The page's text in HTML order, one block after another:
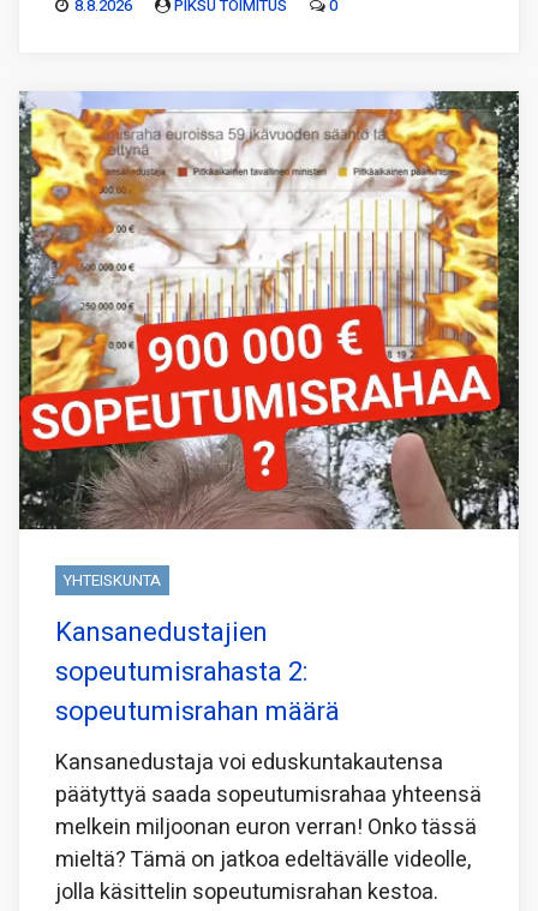
8.8.2026 PIKSU TOIMITUS 0
YHTEISKUNTA
Kansanedustajien
sopeutumisrahasta 2:
sopeutumisrahan määrä
Kansanedustaja voi eduskuntakautensa
päätyttyä saada sopeutumisrahaa yhteensä
melkein miljoonan euron verran! Onko tässä
mieltä? Tämä on jatkoa edeltävälle videolle,
jolla käsittelin sopeutumisrahan kestoa.